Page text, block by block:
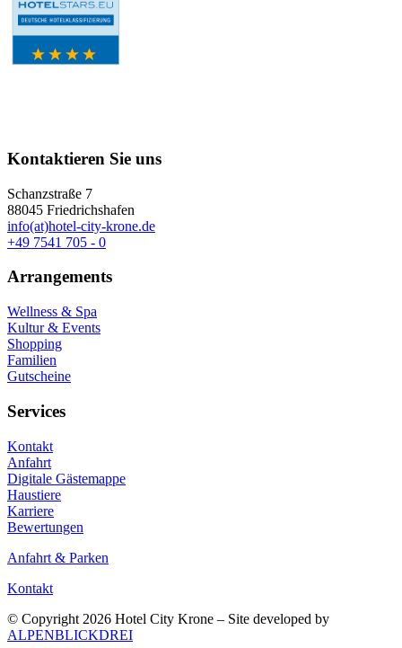
Kontaktieren Sie uns
Schanzstraße 7
88045 Friedrichshafen
info(at)hotel-city-krone.de
+49 7541 705 - 0
Arrangements
Wellness & Spa
Kultur & Events
Shopping
Familien
Gutscheine
Services
Kontakt
Anfahrt
Digitale Gästemappe
Haustiere
Karriere
Bewertungen
Anfahrt & Parken
Kontakt
© Copyright 2026 Hotel City Krone – Site developed by
ALPENBLICKDREI